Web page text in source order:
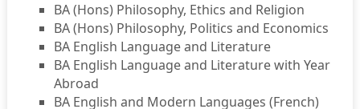
BA (Hons) Philosophy, Ethics and Religion
BA (Hons) Philosophy, Politics and Economics
BA English Language and Literature
BA English Language and Literature with Year
Abroad
BA English and Modern Languages (French)